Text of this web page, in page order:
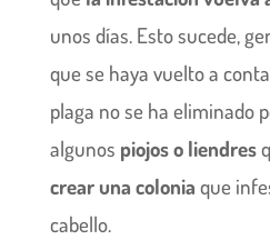
unos días. Esto sucede,
que se haya vuelto a
plaga no se ha eliminado
algunos piojos o liendres
crear una colonia que
cabello.